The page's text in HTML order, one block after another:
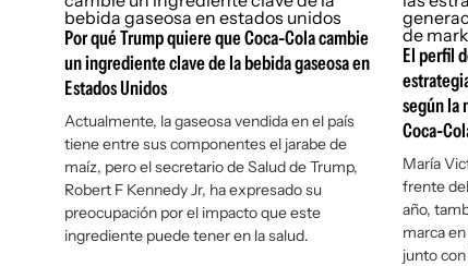
Por qué Trump quiere que Coca-Cola cambie
un ingrediente clave de la bebida gaseosa en
Estados Unidos
Actualmente, la gaseosa vendida en el país
tiene entre sus componentes el jarabe de
maíz, pero el secretario de Salud de Trump,
Robert F Kennedy Jr, ha expresado su
preocupación por el impacto que este
ingrediente puede tener en la salud.
El perfil
según la
Coca-
María
frente
año,
marca
junto